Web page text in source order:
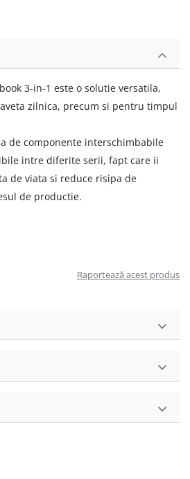
3-in-1 este o solutie versatila,
zilnica, precum si pentru timpul
de componente interschimbabile
intre diferite serii, fapt care ii
de viata si reduce risipa de
de productie.
Raportează acest produs